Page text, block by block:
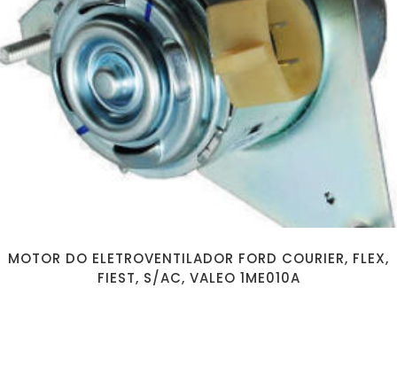
MOTOR DO ELETROVENTILADOR FORD COURIER, FLEX,
FIEST, S/AC, VALEO 1ME010A